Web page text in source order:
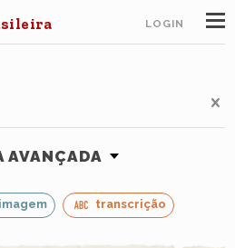
LOGIN
AVANÇADA
imagem transcrição